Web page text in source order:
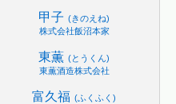
甲子 (きのえね)
株式会社飯沼本家
東薫 (とうくん)
東薫酒造株式会社
富久福 (ふくふく)